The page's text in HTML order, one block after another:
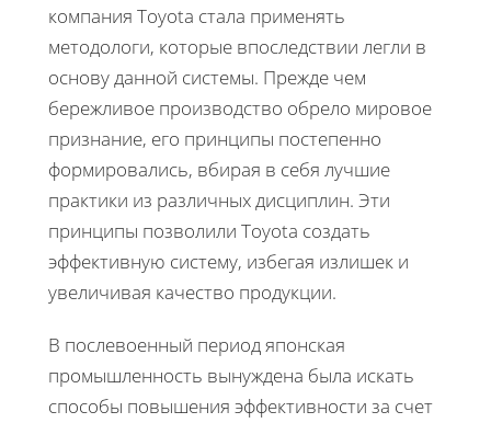
компания Toyota стала применять
методологи, которые впоследствии легли в
основу данной системы. Прежде чем
бережливое производство обрело мировое
признание, его принципы постепенно
формировались, вбирая в себя лучшие
практики из различных дисциплин. Эти
принципы позволили Toyota создать
эффективную систему, избегая излишек и
увеличивая качество продукции.
В послевоенный период японская
промышленность вынуждена была искать
способы повышения эффективности за счет